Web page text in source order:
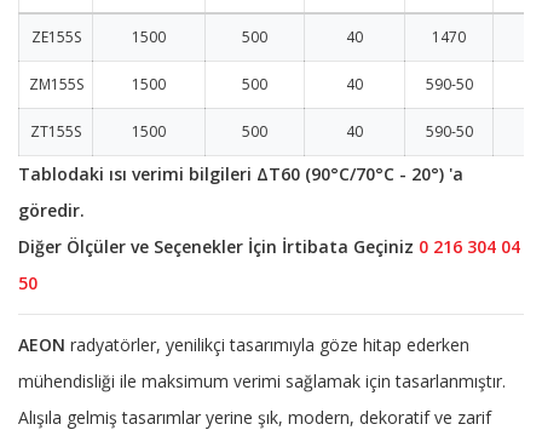
ZE155S 1500 500 40 1470
ZM155S 1500 500 40 590-50
ZT155S 1500 500 40 590-50
Tablodaki ısı verimi bilgileri ΔT60 (90°C/70°C - 20°) 'a
göredir.
Diğer Ölçüler ve Seçenekler İçin İrtibata Geçiniz 0 216 304 04
50
AEON radyatörler, yenilikçi tasarımıyla göze hitap ederken
mühendisliği ile maksimum verimi sağlamak için tasarlanmıştır.
Alışıla gelmiş tasarımlar yerine şık, modern, dekoratif ve zarif